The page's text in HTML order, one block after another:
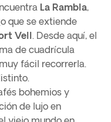
La Rambla,
que se extiende
Vell. Desde aquí, el
de cuadrícula
fácil recorrerla.
bohemios y
de lujo en